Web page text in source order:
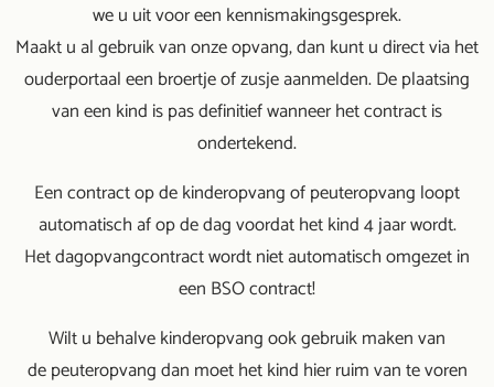
we u uit voor een kennismakingsgesprek.
Maakt u al gebruik van onze opvang, dan kunt u direct via het
ouderportaal een broertje of zusje aanmelden. De plaatsing
van een kind is pas definitief wanneer het contract is
ondertekend.
Een contract op de kinderopvang of peuteropvang loopt
automatisch af op de dag voordat het kind 4 jaar wordt.
Het dagopvangcontract wordt niet automatisch omgezet in
een BSO contract!
Wilt u behalve kinderopvang ook gebruik maken van
de peuteropvang dan moet het kind hier ruim van te voren